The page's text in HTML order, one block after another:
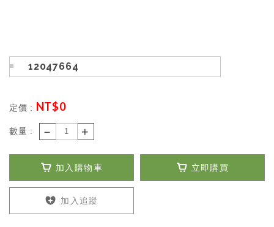
12047664
定價 : NT$0
數量 : － +
加入購物車 立即購買
加入追蹤